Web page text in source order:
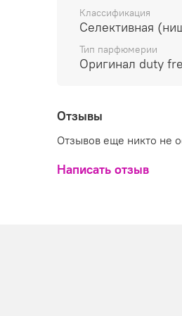
древесно-
Классификация
Селективная
Тип парфюмерии
Оригинал duty
Отзывы
Отзывов еще никто не
Написать отзыв